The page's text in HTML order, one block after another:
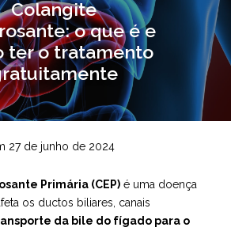
Colangite
o que é e
ter o tratamento
27 de junho de 2024
Primária (CEP) é uma doença
os ductos biliares, canais
da bile do fígado para o